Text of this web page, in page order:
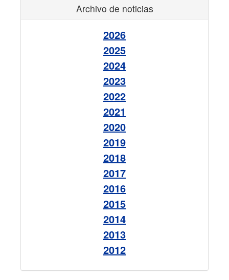
Archivo de noticias
2026
2025
2024
2023
2022
2021
2020
2019
2018
2017
2016
2015
2014
2013
2012